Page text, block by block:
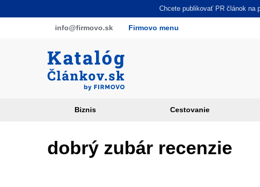
na
Chcete publikovať PR článok na
info@firmovo.sk Firmovo menu
categories
Biznis Cestovanie
dobrý zubár recenzie